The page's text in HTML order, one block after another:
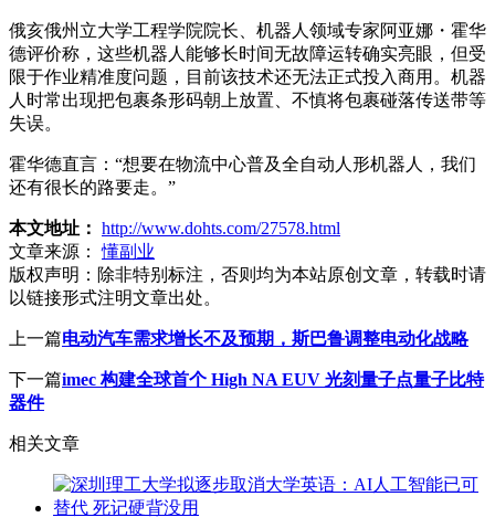
俄亥俄州立大学工程学院院长、机器人领域专家阿亚娜・霍华
德评价称，这些机器人能够长时间无故障运转确实亮眼，但受
限于作业精准度问题，目前该技术还无法正式投入商用。机器
人时常出现把包裹条形码朝上放置、不慎将包裹碰落传送带等
失误。
霍华德直言：“想要在物流中心普及全自动人形机器人，我们
还有很长的路要走。”
本文地址： http://www.dohts.com/27578.html
文章来源：
懂副业
版权声明： 除非特别标注，否则均为本站原创文章，转载时请
以链接形式注明文章出处。
上一篇电动汽车需求增长不及预期，斯巴鲁调整电动化战略
下一篇imec 构建全球首个 High NA EUV 光刻量子点量子比特
器件
相关文章